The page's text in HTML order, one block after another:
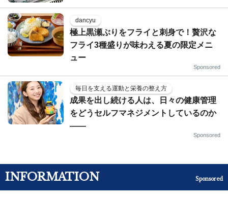
dancyu
極上黒瀬ぶりをフライと刺身で！贅沢な
フライ3種盛りが味わえる夏の限定メニ
ュー
Sponsored
毎日を支える運動と栄養の整え方
成果を出し続ける人は、日々の健康管理
をどうセルフマネジメントしているのか
——
Sponsored
INFORMATION Sponsored